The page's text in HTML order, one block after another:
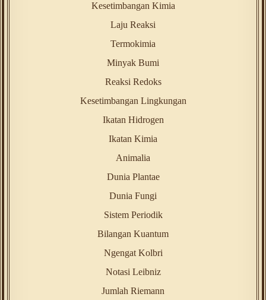
Kesetimbangan Kimia
Laju Reaksi
Termokimia
Minyak Bumi
Reaksi Redoks
Kesetimbangan Lingkungan
Ikatan Hidrogen
Ikatan Kimia
Animalia
Dunia Plantae
Dunia Fungi
Sistem Periodik
Bilangan Kuantum
Ngengat Kolbri
Notasi Leibniz
Jumlah Riemann